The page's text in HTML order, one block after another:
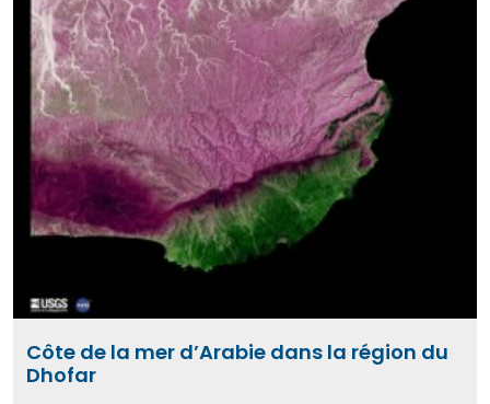
Côte de la mer d’Arabie dans la région du
Dhofar